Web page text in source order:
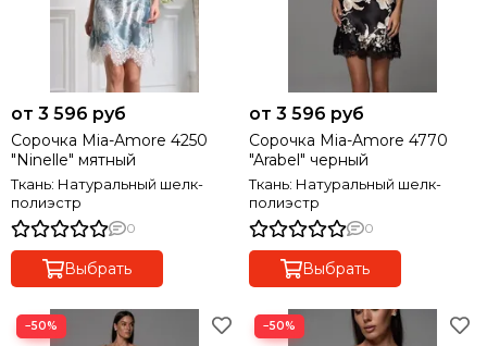
от 3 596 руб
Сорочка Mia-Amore 4250
"Ninelle" мятный
Ткань: Натуральный шелк-
полиэстр
0
Выбрать
от 3 596 руб
Сорочка Mia-Amore 4770
"Arabel" черный
Ткань: Натуральный шелк-
полиэстр
0
Выбрать
−50% −50%